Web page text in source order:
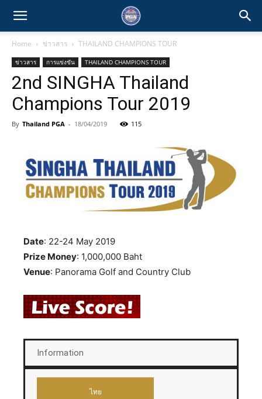
Home ข่าวสาร THAILAND CHAMPIONS TOUR
ข่าวสาร การแข่งขัน THAILAND CHAMPIONS TOUR
2nd SINGHA Thailand
Champions Tour 2019
By Thailand PGA - 18/04/2019 115
Date: 22-24 May 2019
Prize Money: 1,000,000 Baht
Venue: Panorama Golf and Country Club
Information
ไทย